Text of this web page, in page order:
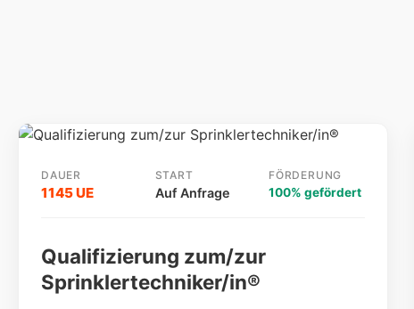
DAUER
1145 UE
START
Auf Anfrage
FÖRDERUNG
100% gefördert
Qualifizierung zum/zur
Sprinklertechniker/in®